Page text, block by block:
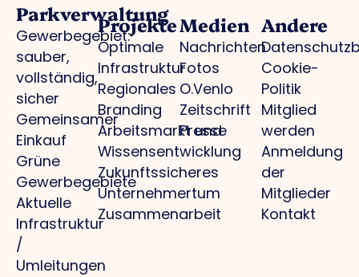
Parkverwaltung
Gewerbegebiet:
sauber,
vollständig,
sicher
Gemeinsamer
Einkauf
Grüne
Gewerbegebiete
Aktuelle
Infrastruktur
/
Umleitungen
Projekte
Optimale
Infrastruktur
Regionales
Branding
Arbeitsmarkt und
Wissensentwicklung
Zukunftssicheres
Unternehmertum
Zusammenarbeit
Medien
Nachrichten
Fotos
O.Venlo
Zeitschrift
Presse
Andere
Cookie-
Politik
Mitglied
werden
Anmeldung
der
Mitglieder
Kontakt